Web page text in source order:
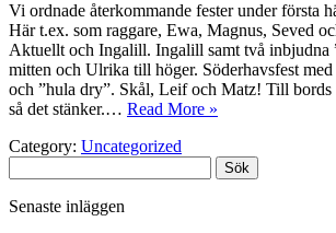
Vi ordnade återkommande fester under första
Här t.ex. som raggare, Ewa, Magnus, Seved
Aktuellt och Ingalill. Ingalill samt två inbjudna
mitten och Ulrika till höger. Söderhavsfest med
och ”hula dry”. Skål, Leif och Matz! Till bords
så det stänker.… Read More »
Category: Uncategorized
efter:
Senaste inläggen